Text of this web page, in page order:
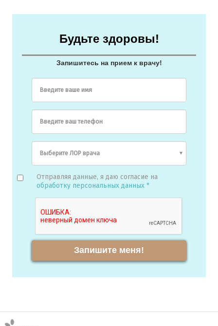
Будьте здоровы!
Запишитесь на прием к врачу!
Введите ваше имя
Введите ваш телефон
Отправляя данные, я даю согласие на
обработку персональных данных *
Запишите меня!